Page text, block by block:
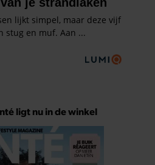
ligt nu in de winkel